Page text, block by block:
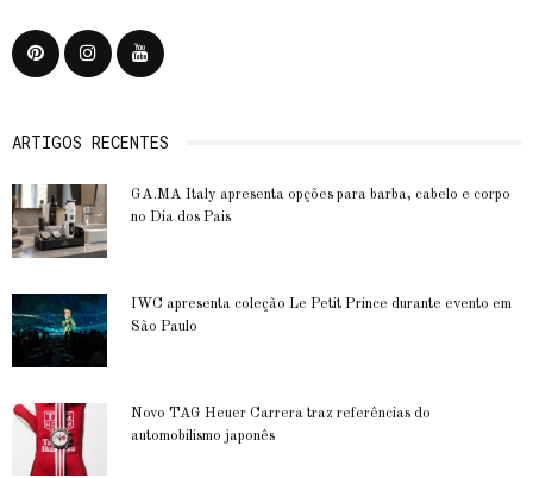
ARTIGOS RECENTES
GA.MA Italy apresenta opções para barba, cabelo e corpo
no Dia dos Pais
IWC apresenta coleção Le Petit Prince durante evento em
São Paulo
Novo TAG Heuer Carrera traz referências do
automobilismo japonês